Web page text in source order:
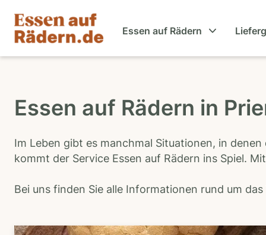
Essen auf Rädern
Essen auf Rädern in
Im Leben gibt es manchmal Situationen, in
kommt der Service Essen auf Rädern ins Spiel.
Bei uns finden Sie alle Informationen rund um